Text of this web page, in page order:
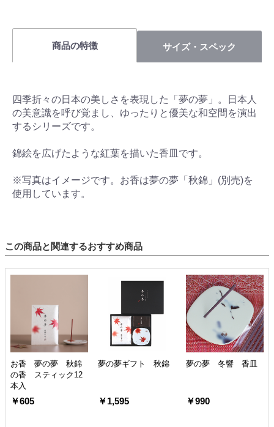
商品の特徴 サイズ・スペック
四季折々の日本の美しさを表現した「夢の夢」。日本人
の美意識を呼び覚まし、ゆったりと優美な和空間を演出
するシリーズです。
錦絵を広げたような紅葉を描いた香皿です。
※写真はイメージです。お香は夢の夢「秋錦」(別売)を
使用しています。
この商品と関連するおすすめ商品
お香 夢の夢 秋錦
の香 スティック12
本入
￥605
夢の夢ギフト 秋錦
￥1,595
夢の夢 冬響 香皿
￥990